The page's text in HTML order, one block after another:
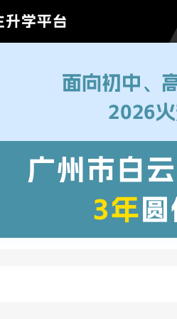
学平台
面向初中、
2026
广州市白
3年